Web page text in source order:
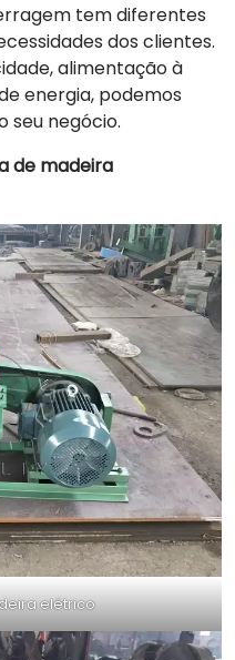
tem diferentes
dos clientes.
alimentação à
energia, podemos
seu negócio.
de madeira
elétrico